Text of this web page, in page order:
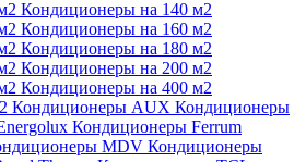
Кондиционеры на 140 м2
Кондиционеры на 160 м2
Кондиционеры на 180 м2
Кондиционеры на 200 м2
Кондиционеры на 400 м2
Кондиционеры AUX Кондиционеры
Кондиционеры Ferrum
MDV Кондиционеры